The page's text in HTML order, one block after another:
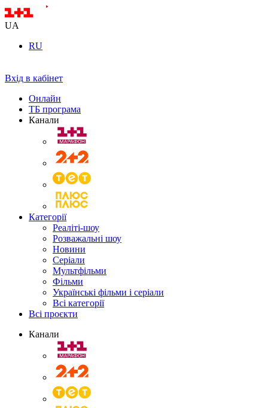
UA
RU
Вхід в кабінет
Онлайн
ТБ програма
Канали
Категорії
Реаліті-шоу
Розважальні шоу
Новини
Серіали
Мультфільми
Фільми
Українські фільми і серіали
Всі категорії
Всі проєкти
Канали